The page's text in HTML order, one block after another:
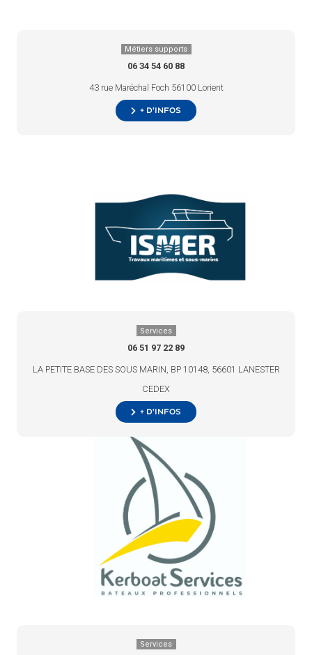
Métiers supports
06 34 54 60 88
43 rue Maréchal Foch 56100 Lorient
+ d’infos
Services
06 51 97 22 89
LA PETITE BASE DES SOUS MARIN, BP 10148, 56601 LANESTER
CEDEX
+ d’infos
Services